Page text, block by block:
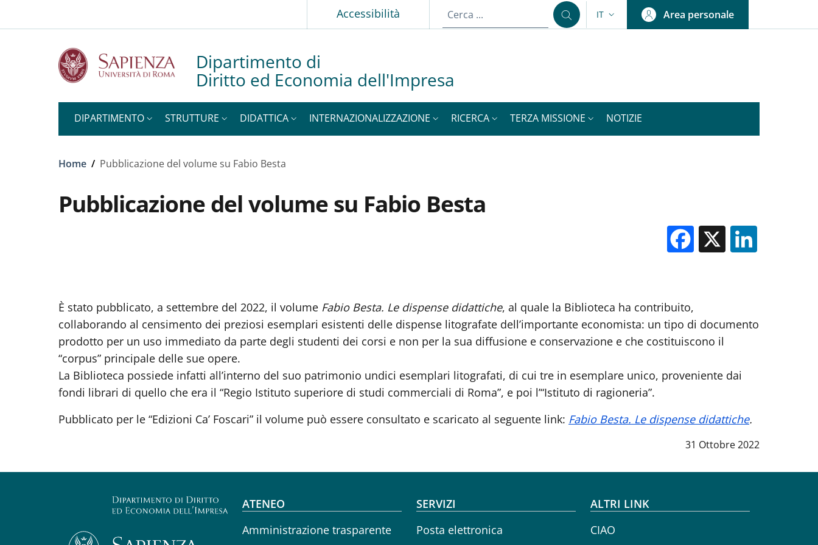
Accessibilità SELETTORE LINGUA: CURRENT LANGUAGE
IT Area personale
Dipartimento di
Diritto ed Economia dell'Impresa
DIPARTIMENTO STRUTTURE DIDATTICA INTERNAZIONALIZZAZIONE RICERCA TERZA MISSIONE NOTIZIE
Briciole di pane
Home / Pubblicazione del volume su Fabio Besta
Pubblicazione del volume su Fabio Besta
Facebook
X
È stato pubblicato, a settembre del 2022, il volume Fabio Besta. Le dispense didattiche, al quale la Biblioteca ha contribuito,
collaborando al censimento dei preziosi esemplari esistenti delle dispense litografate dell’importante economista: un tipo di documento
prodotto per un uso immediato da parte degli studenti dei corsi e non per la sua diffusione e conservazione e che costituiscono il
“corpus” principale delle sue opere.
La Biblioteca possiede infatti all’interno del suo patrimonio undici esemplari litografati, di cui tre in esemplare unico, proveniente dai
fondi librari di quello che era il “Regio Istituto superiore di studi commerciali di Roma”, e poi l’“Istituto di ragioneria”.
Pubblicato per le “Edizioni Ca’ Foscari” il volume può essere consultato e scaricato al seguente link: Fabio Besta. Le dispense didattiche.
Data notizia:
31 Ottobre 2022
Footer menu
ATENEO
Amministrazione trasparente
SERVIZI
Posta elettronica
ALTRI LINK
CIAO